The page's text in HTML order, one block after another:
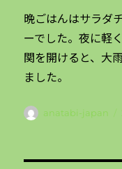
晩ごはんはサラダ
ーでした。夜に軽
関を開けると、大
ました。
投
anatabi-japan